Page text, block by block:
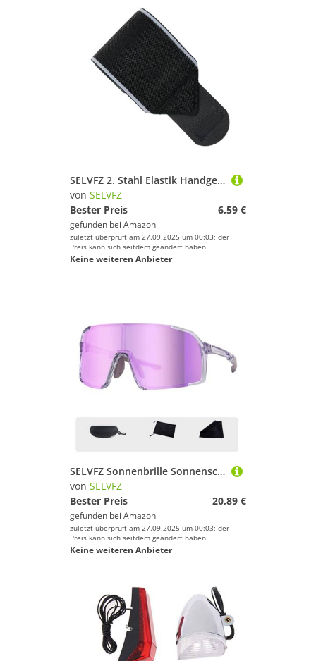
SELVFZ 2. Stahl Elastik Handgelenkstabilisator Für Powerlifting Yoga Und Einstellbares Fitnessgurt Verstellbares Handgelenkswrap Für Gewichtheben
von SELVFZ
Bester Preis
6,59 €
gefunden bei Amazon
zuletzt überprüft am 27.09.2025 um 00:03; der
Preis kann sich seitdem geändert haben.
Keine weiteren Anbieter
SELVFZ Sonnenbrille Sonnenschutz Staubdes Leichtgewicht Sportwinkel Für Außenrad Und Pendeln Mit Radsport Brillen
von SELVFZ
Bester Preis
20,89 €
gefunden bei Amazon
zuletzt überprüft am 27.09.2025 um 00:03; der
Preis kann sich seitdem geändert haben.
Keine weiteren Anbieter